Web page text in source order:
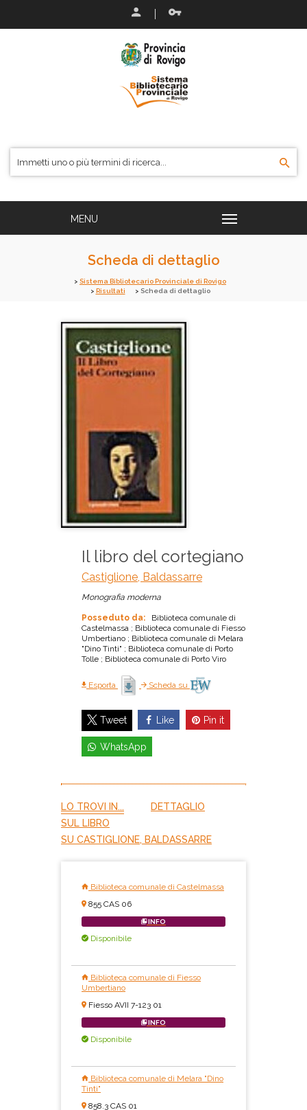
Scheda di dettaglio
Sistema Bibliotecario Provinciale di Rovigo
Risultati
Scheda di dettaglio
Il libro del cortegiano
Castiglione, Baldassarre
Monografia moderna
Posseduto da:
Biblioteca comunale di
Castelmassa ; Biblioteca comunale di Fiesso
Umbertiano ; Biblioteca comunale di Melara
"Dino Tinti" ; Biblioteca comunale di Porto
Tolle ; Biblioteca comunale di Porto Viro
Esporta Scheda su
Tweet Like Pin it
WhatsApp
LO TROVI IN...
DETTAGLIO
SUL LIBRO
SU CASTIGLIONE, BALDASSARRE
Biblioteca comunale di Castelmassa
855 CAS 06
INFO
Disponibile
Biblioteca comunale di Fiesso
Umbertiano
Fiesso AVII 7-123 01
INFO
Disponibile
Biblioteca comunale di Melara "Dino
Tinti"
858.3 CAS 01